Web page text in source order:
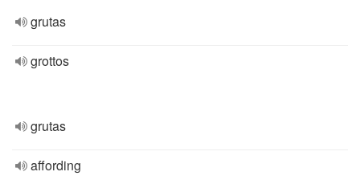
grutas
grottos
grutas
affording